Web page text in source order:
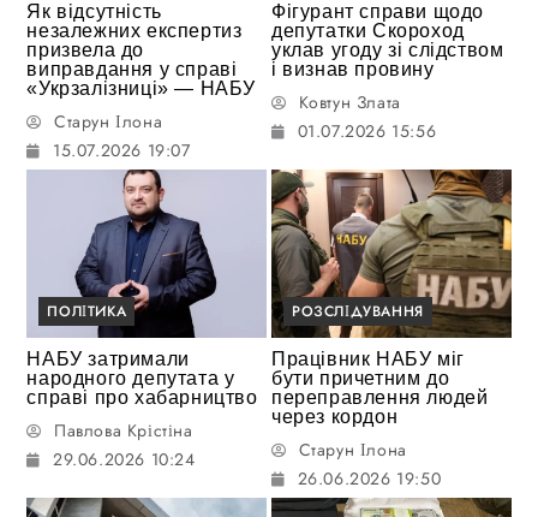
Як відсутність
незалежних експертиз
призвела до
виправдання у справі
«Укрзалізниці» — НАБУ
Старун Ілона
15.07.2026 19:07
Фігурант справи щодо
депутатки Скороход
уклав угоду зі слідством
і визнав провину
Ковтун Злата
01.07.2026 15:56
ПОЛІТИКА
НАБУ затримали
народного депутата у
справі про хабарництво
Павлова Крістіна
29.06.2026 10:24
РОЗСЛІДУВАННЯ
Працівник НАБУ міг
бути причетним до
переправлення людей
через кордон
Старун Ілона
26.06.2026 19:50